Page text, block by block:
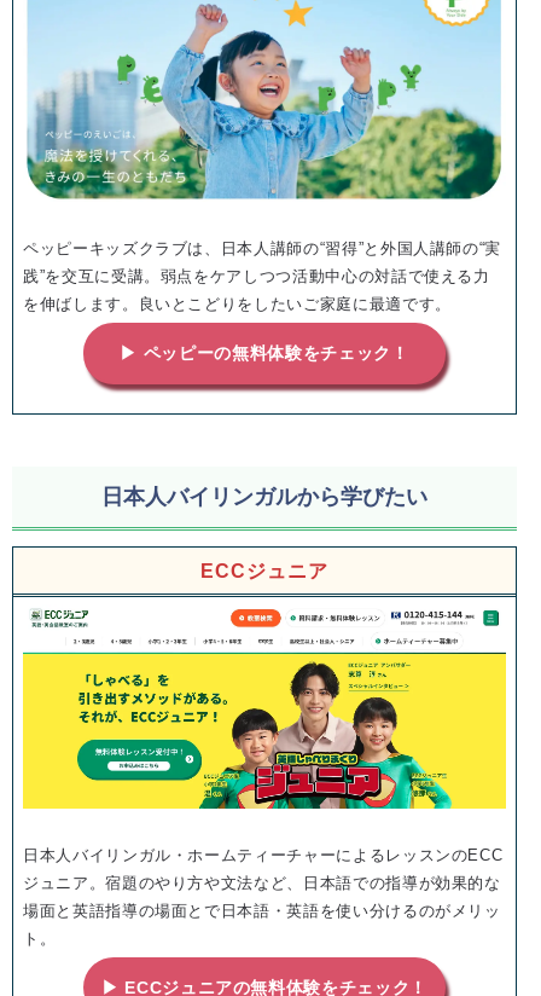
ペッピーキッズクラブは、日本人講師の“習得”と外国人講師の“実
践”を交互に受講。弱点をケアしつつ活動中心の対話で使える力
を伸ばします。良いとこどりをしたいご家庭に最適です。
▶ ペッピーの無料体験をチェック！
日本人バイリンガルから学びたい
ECCジュニア
日本人バイリンガル・ホームティーチャーによるレッスンのECC
ジュニア。宿題のやり方や文法など、日本語での指導が効果的な
場面と英語指導の場面とで日本語・英語を使い分けるのがメリッ
ト。
▶ ECCジュニアの無料体験をチェック！